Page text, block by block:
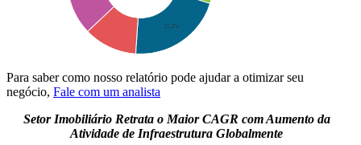
Para saber como nosso relatório pode ajudar a otimizar seu
negócio, Fale com um analista
Setor Imobiliário Retrata o Maior CAGR com Aumento da
Atividade de Infraestrutura Globalmente